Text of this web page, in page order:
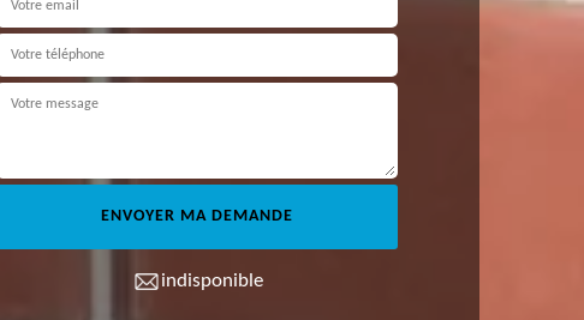
indisponible